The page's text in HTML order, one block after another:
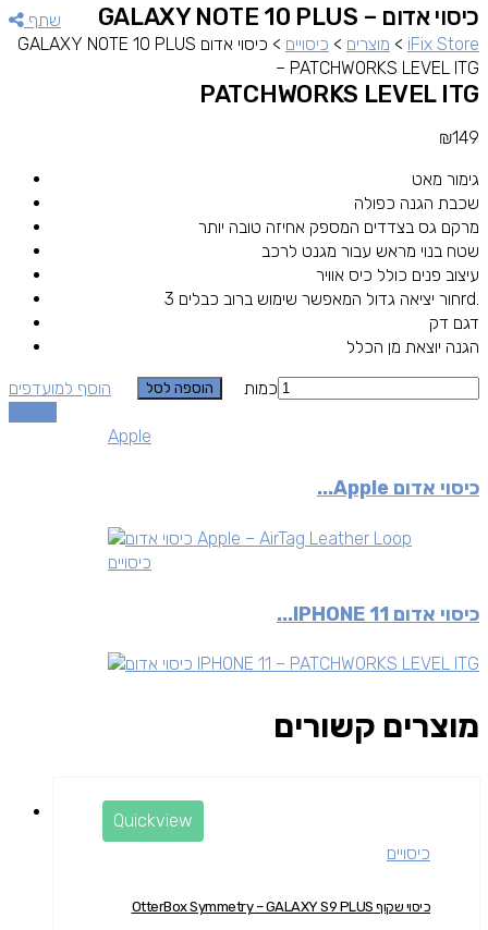
שתף
iFix Store
> מוצרים > כיסויים >
כיסוי אדום GALAXY NOTE 10 PLUS
– PATCHWORKS LEVEL ITG
כיסוי אדום GALAXY NOTE 10 PLUS –
PATCHWORKS LEVEL ITG
₪149
גימור מאט
שכבת הגנה כפולה
מרקם גס בצדדים המספק אחיזה טובה יותר
שטח בנוי מראש עבור מגנט לרכב
עיצוב פנים כולל כיס אוויר
חור יציאה גדול המאפשר שימוש ברוב כבלים 3rd.
דגם דק
הגנה יוצאת מן הכלל
כמות
הוספה לסל
הוסף למועדפים
Apple
כיסוי אדום Apple...
כיסויים
כיסוי אדום IPHONE 11...
מוצרים קשורים
Quickview
כיסויים
כיסוי שקוף OtterBox Symmetry – GALAXY S9 PLUS